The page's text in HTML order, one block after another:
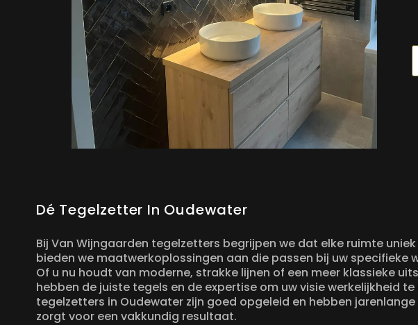
Dé Tegelzetter In Oudewater
Bij Van Wijngaarden tegelzetters begrijpen we dat elke ruimte
bieden we maatwerkoplossingen aan die passen bij uw specifieke
Of u nu houdt van moderne, strakke lijnen of een meer klassieke
hebben de juiste tegels en de expertise om uw visie werkelijkheid te
tegelzetters in Oudewater zijn goed opgeleid en hebben
zorgt voor een vakkundig resultaat.